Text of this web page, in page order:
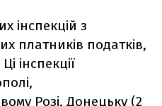
інспекцій з
платників податків,
інспекції
Розі, Донецьку (2